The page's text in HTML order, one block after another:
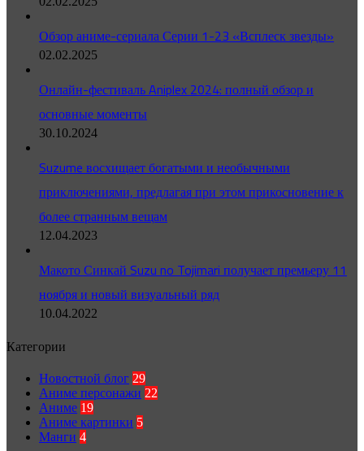
Обзор аниме-сериала Серии 1-23 «Всплеск звезды»
02.02.2025
Онлайн-фестиваль Aniplex 2024: полный обзор и
основные моменты
30.10.2024
Suzume восхищает богатыми и необычными
приключениями, предлагая при этом прикосновение к
более странным вещам
12.04.2023
Макото Синкай Suzu no Tojimari получает премьеру 11
ноября и новый визуальный ряд
10.04.2022
Категории
Новостной блог 29
Аниме персонажи 22
Аниме 19
Аниме картинки 5
Манги 4